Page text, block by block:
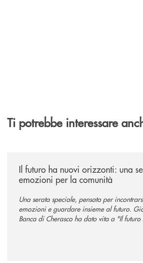
Ti potrebbe interessare
Il futuro ha nuovi orizzonti: una
emozioni per la comunità
Una serata speciale, pensata per
emozioni e guardare insieme al futuro.
Banca di Cherasco ha dato vita a "Il futuro